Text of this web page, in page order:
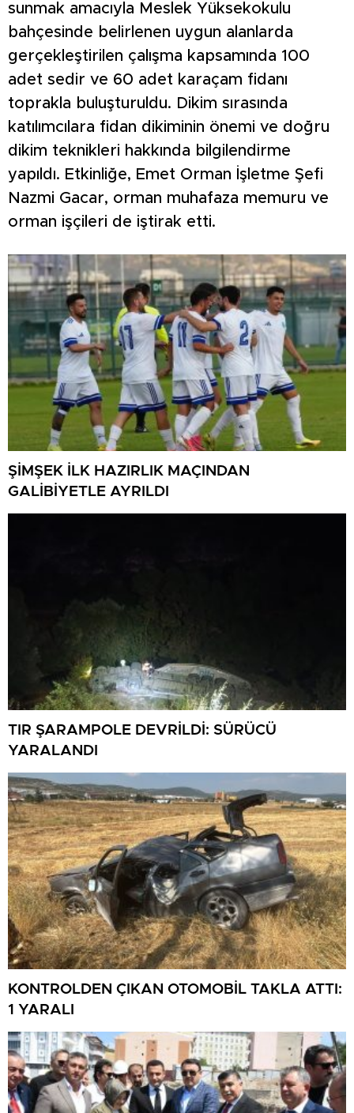
sunmak amacıyla Meslek Yüksekokulu
bahçesinde belirlenen uygun alanlarda
gerçekleştirilen çalışma kapsamında 100
adet sedir ve 60 adet karaçam fidanı
toprakla buluşturuldu. Dikim sırasında
katılımcılara fidan dikiminin önemi ve doğru
dikim teknikleri hakkında bilgilendirme
yapıldı. Etkinliğe, Emet Orman İşletme Şefi
Nazmi Gacar, orman muhafaza memuru ve
orman işçileri de iştirak etti.
ŞİMŞEK İLK HAZIRLIK MAÇINDAN
GALİBİYETLE AYRILDI
TIR ŞARAMPOLE DEVRİLDİ: SÜRÜCÜ
YARALANDI
KONTROLDEN ÇIKAN OTOMOBİL TAKLA ATTI:
1 YARALI